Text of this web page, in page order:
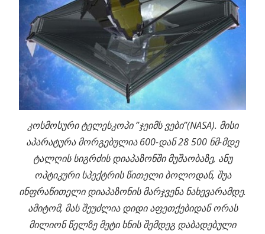
კოსმოსური ტელესკოპი ”ჯეიმს ვები”(NASA). მისი
აპარატურა მორგებულია 600-დან 28 500 ნმ-მდე
ტალღის სიგრძის დიაპაზონში მუშაობაზე, ანუ
ოპტიკური სპექტრის წითელი ბოლოდან, შუა
ინფრაწითელი დიაპაზონის მარჯვენა ნახევარამდე.
ამიტომ, მას შეუძლია დიდი აფეთქებიდან ორას
მილიონ წელზე მეტი ხნის შემდეგ დაბადებული